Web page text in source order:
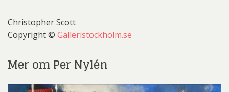
Christopher Scott
Copyright © Galleristockholm.se
Mer om Per Nylén